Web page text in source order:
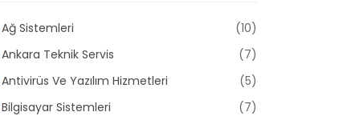
Ağ Sistemleri
(10)
Ankara Teknik Servis
(7)
Antivirüs Ve Yazılım Hizmetleri
(5)
Bilgisayar Sistemleri
(7)